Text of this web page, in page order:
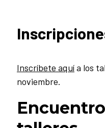
Inscríbete aquía los
noviembre.